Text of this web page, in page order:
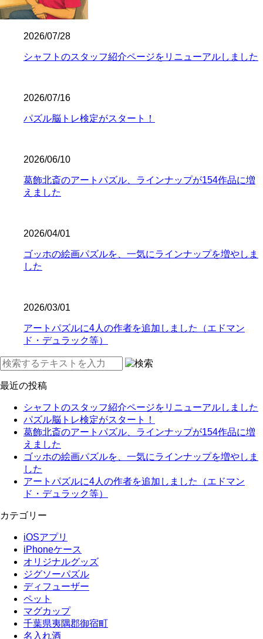
2026/07/28
シャフトのスタッフ紹介ページをリニューアルしました
2026/07/16
パズル脳トレ検定がスタート！
2026/06/10
葛飾北斎のアートパズル、ラインナップが154作品に増
えました
2026/04/01
ゴッホの絵画パズルを、一気にラインナップを増やしま
した
2026/03/01
アートパズルに4人の作者を追加しました（エドマン
ド・デュラック等）
最近の投稿
シャフトのスタッフ紹介ページをリニューアルしました
パズル脳トレ検定がスタート！
葛飾北斎のアートパズル、ラインナップが154作品に増
えました
ゴッホの絵画パズルを、一気にラインナップを増やしま
した
アートパズルに4人の作者を追加しました（エドマン
ド・デュラック等）
カテゴリー
iOSアプリ
iPhoneケース
オリジナルグッズ
ジグソーパズル
ディフューザー
ペット
マグカップ
千葉県夷隅郡御宿町
名入れ酒